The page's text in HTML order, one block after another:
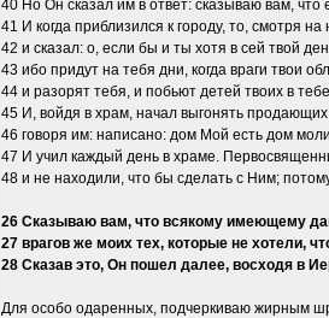
40 Но Он сказал им в ответ: сказываю вам, что
41 И когда приблизился к городу, то, смотря
42 и сказал: о, если бы и ты хотя в сей твой
43 ибо придут на тебя дни, когда враги твои
44 и разорят тебя, и побьют детей твоих в
45 И, войдя в храм, начал выгонять
46 говоря им: написано: дом Мой есть дом
47 И учил каждый день в храме.
48 и не находили, что бы сделать с Ним;
26 Сказываю вам, что всякому имеющему
27 врагов же моих тех, которые не хотели,
28 Сказав это, Он пошел далее, восходя в
Для особо одаренных, подчеркиваю жирным